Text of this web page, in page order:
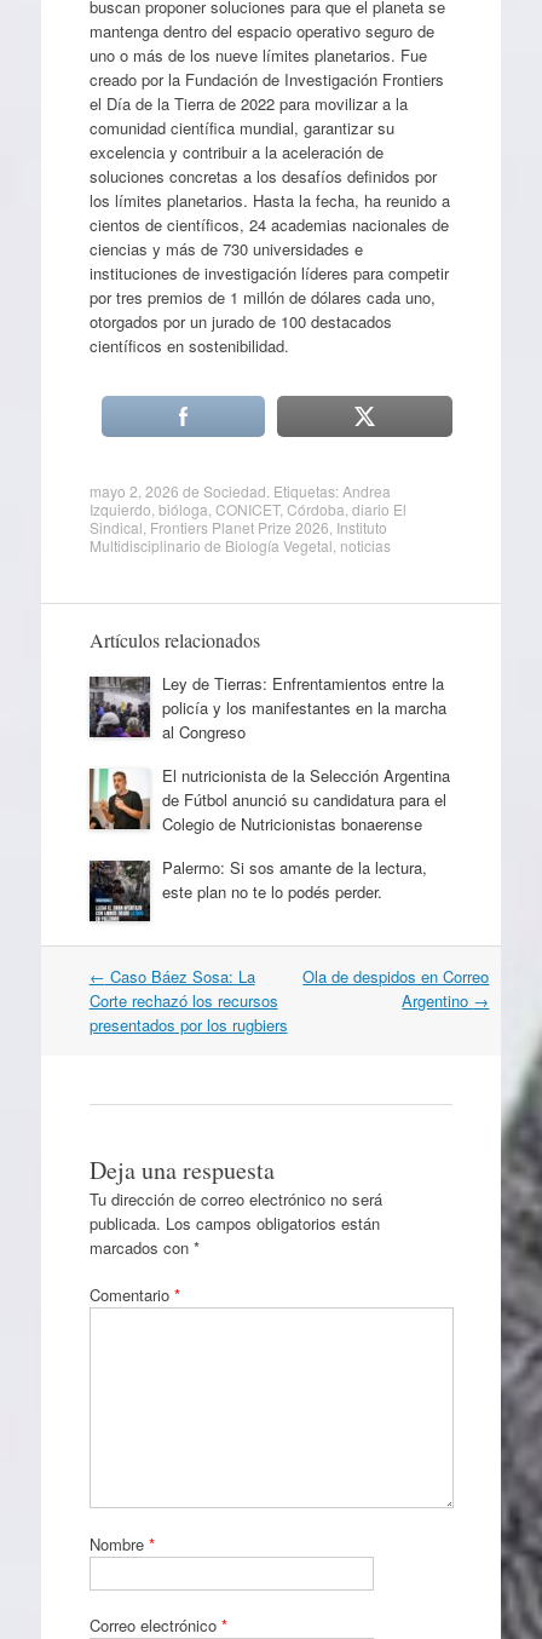
buscan proponer soluciones para que el planeta se
mantenga dentro del espacio operativo seguro de
uno o más de los nueve límites planetarios. Fue
creado por la Fundación de Investigación Frontiers
el Día de la Tierra de 2022 para movilizar a la
comunidad científica mundial, garantizar su
excelencia y contribuir a la aceleración de
soluciones concretas a los desafíos definidos por
los límites planetarios. Hasta la fecha, ha reunido a
cientos de científicos, 24 academias nacionales de
ciencias y más de 730 universidades e
instituciones de investigación líderes para competir
por tres premios de 1 millón de dólares cada uno,
otorgados por un jurado de 100 destacados
científicos en sostenibilidad.
mayo 2, 2026 de Sociedad . Etiquetas:Andrea
Izquierdo bióloga CONICET, Córdoba diario El
Sindical Frontiers Planet Prize 2026 Instituto
Multidisciplinario de Biología Vegetal noticias
Artículos relacionados
Ley de Tierras: Enfrentamientos entre la
policía y los manifestantes en la marcha
al Congreso
El nutricionista de la Selección Argentina
de Fútbol anunció su candidatura para el
Colegio de Nutricionistas bonaerense
Palermo: Si sos amante de la lectura,
este plan no te lo podés perder.
Navegación
por
artículos
← Caso Báez Sosa: La
Corte rechazó los recursos
presentados por los rugbiers
Ola de despidos en Correo
Argentino →
Deja una respuesta
Tu dirección de correo electrónico no será
publicada. Los campos obligatorios están
marcados con *
Comentario *
Nombre *
Correo electrónico *